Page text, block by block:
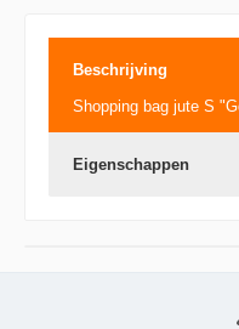
Beschrijving
Shopping bag jute S
Eigenschappen